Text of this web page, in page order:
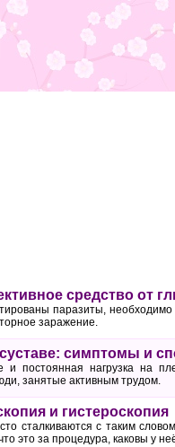
средство от
паразиты,
заражение.
симптомы и
и постоянная нагрузка на
занятые активным трудом.
и гистероскопия
сталкиваются с таким
это за процедура, каковы у